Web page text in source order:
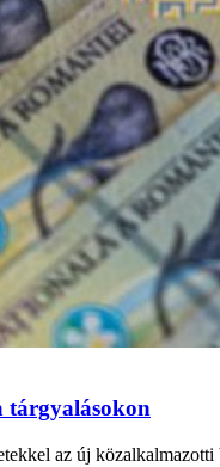
tárgyalásokon
az új